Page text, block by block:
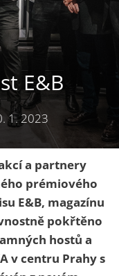
E&B
1. 2023
a partnery
prémiového
E&B, magazínu
pokřtěno
hostů a
v centru Prahy s